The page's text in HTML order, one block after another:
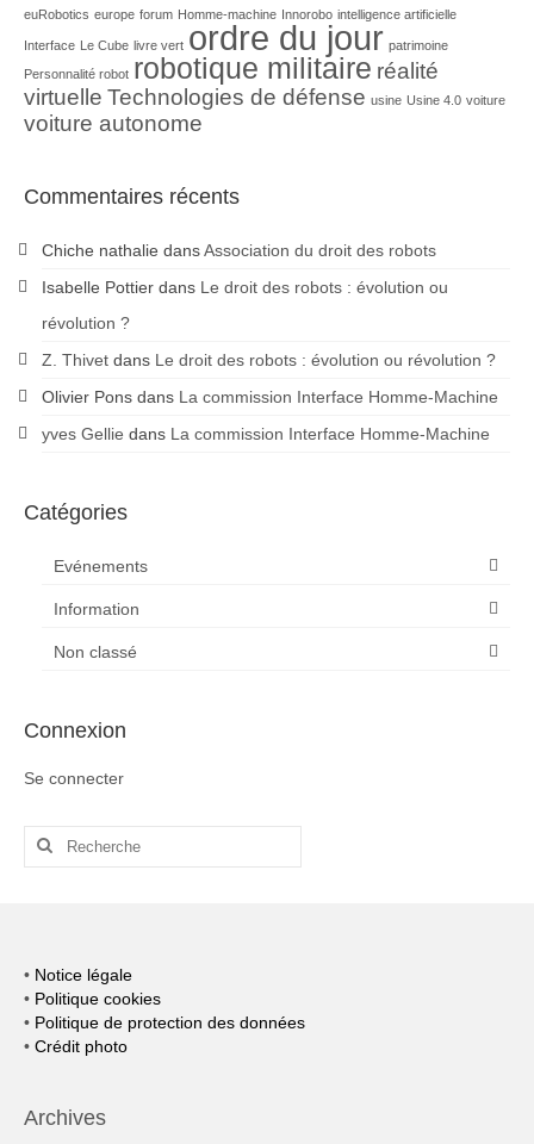
euRobotics europe forum Homme-machine Innorobo intelligence artificielle
Interface Le Cube livre vert ordre du jour patrimoine
Personnalité robot robotique militaire réalité
virtuelle Technologies de défense usine Usine 4.0 voiture
voiture autonome
Commentaires récents
Chiche nathalie dansAssociation du droit des robots
Isabelle Pottier dans Le droit des robots : évolution ou
révolution ?
Z. Thivet dans Le droit des robots : évolution ou révolution ?
Olivier Pons dans La commission Interface Homme-Machine
yves Gellie dans La commission Interface Homme-Machine
Catégories
Evénements
Information
Non classé
Connexion
Se connecter
Rechercher
• Notice légale
• Politique cookies
• Politique de protection des données
• Crédit photo
Archives